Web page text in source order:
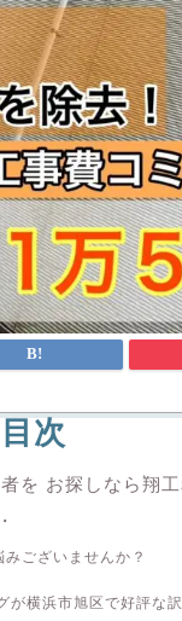
目次
を お探しなら翔
ございませんか？
が横浜市旭区で好評な訳